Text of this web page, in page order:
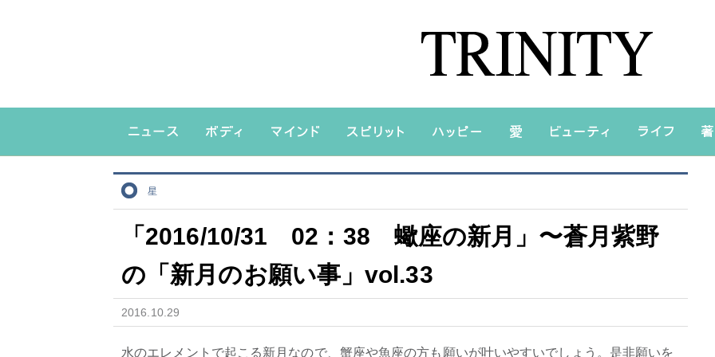
星
「2016/10/31 02：38 蠍座の新月」〜蒼月紫野
の「新月のお願い事」vol.33
2016.10.29
水のエレメントで起こる新月なので、蟹座や魚座の方も願いが叶いやすいでしょう。是非願いを